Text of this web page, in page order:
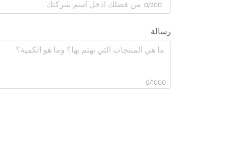
0/200
رسالة
0/1000